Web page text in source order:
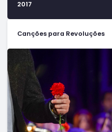
2017
Canções para Revoluções